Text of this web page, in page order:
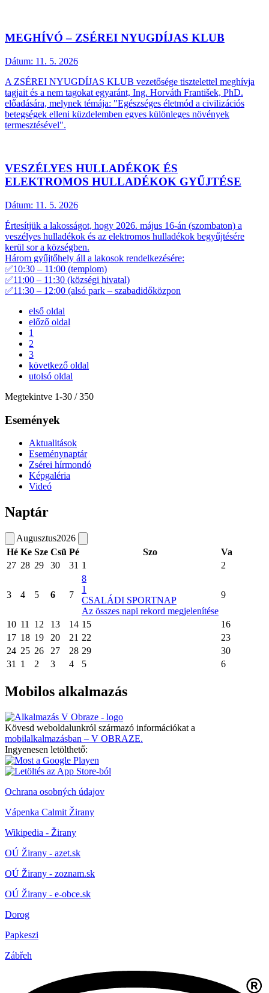
MEGHÍVÓ – ZSÉREI NYUGDÍJAS KLUB
Dátum: 11. 5. 2026
A ZSÉREI NYUGDÍJAS KLUB vezetősége tisztelettel meghívja
tagjait és a nem tagokat egyaránt, Ing. Horváth František, PhD.
előadására, melynek témája: "Egészséges életmód a civilizációs
betegségek elleni küzdelemben egyes különleges növények
termesztésével".
VESZÉLYES HULLADÉKOK ÉS
ELEKTROMOS HULLADÉKOK GYŰJTÉSE
Dátum: 11. 5. 2026
Értesítjük a lakosságot, hogy 2026. május 16-án (szombaton) a
veszélyes hulladékok és az elektromos hulladékok begyűjtésére
kerül sor a községben.
Három gyűjtőhely áll a lakosok rendelkezésére:
✅10:30 – 11:00 (templom)
✅11:00 – 11:30 (községi hivatal)
✅11:30 – 12:00 (alsó park – szabadidőközpon
első oldal
előző oldal
1
2
3
következő oldal
utolsó oldal
Megtekintve 1-30 / 350
Események
Aktualitások
Eseménynaptár
Zsérei hírmondó
Képgaléria
Videó
Naptár
Augusztus2026
Hé Ke Sze Csü Pé Szo
Va
27 28 29 30 31 1 2
3 4 5 6 7
8
1
CSALÁDI SPORTNAP
Az összes napi rekord megjelenítése
9
10 11 12 13 14 15
16
17 18 19 20 21 22
23
24 25 26 27 28 29
30
31
1 2 3 4 5 6
Mobilos alkalmazás
Kövesd weboldalunkról származó információkat a
mobilalkalmazásban – V OBRAZE.
Ingyenesen letölthető:
Ochrana osobných údajov
Vápenka Calmit Žirany
Wikipedia - Žirany
OÚ Žirany - azet.sk
OÚ Žirany - zoznam.sk
OÚ Žirany - e-obce.sk
Dorog
Papkeszi
Zábřeh